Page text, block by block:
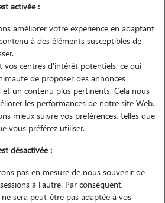
Maison
Contacter
demande est sans engagement
activée :
améliorer votre expérience en adaptant
à des éléments susceptibles de
vos centres d'intérêt potentiels, ce qui
de proposer des annonces
et un contenu plus pertinents. Cela nous
les performances de notre site Web.
mieux suivre vos préférences, telles que
vous préférez utiliser.
désactivée :
pas en mesure de nous souvenir de
à l'autre. Par conséquent,
ne sera peut-être pas adaptée à vos